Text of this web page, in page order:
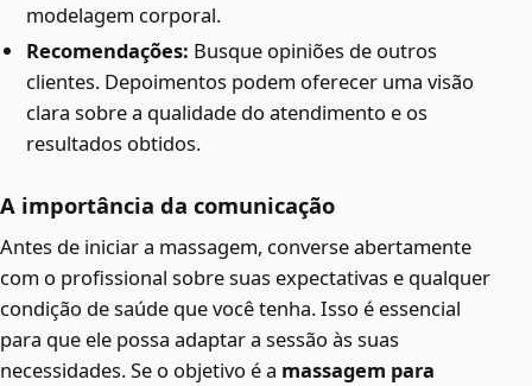
modelagem corporal.
Recomendações: Busque opiniões de outros
clientes. Depoimentos podem oferecer uma visão
clara sobre a qualidade do atendimento e os
resultados obtidos.
A importância da comunicação
Antes de iniciar a massagem, converse abertamente
com o profissional sobre suas expectativas e qualquer
condição de saúde que você tenha. Isso é essencial
para que ele possa adaptar a sessão às suas
necessidades. Se o objetivo é a massagem para